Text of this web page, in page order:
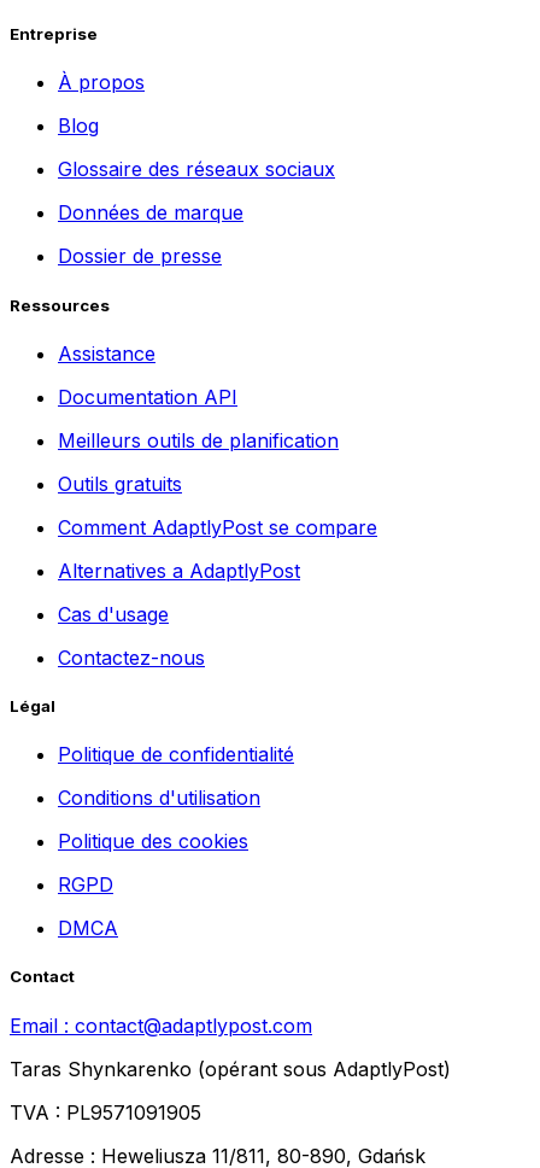
Entreprise
À propos
Blog
Glossaire des réseaux sociaux
Données de marque
Dossier de presse
Ressources
Assistance
Documentation API
Meilleurs outils de planification
Outils gratuits
Comment AdaptlyPost se compare
Alternatives a AdaptlyPost
Cas d'usage
Contactez-nous
Légal
Politique de confidentialité
Conditions d'utilisation
Politique des cookies
RGPD
DMCA
Contact
Email : contact@adaptlypost.com
Taras Shynkarenko (opérant sous AdaptlyPost)
TVA : PL9571091905
Adresse : Heweliusza 11/811, 80-890, Gdańsk